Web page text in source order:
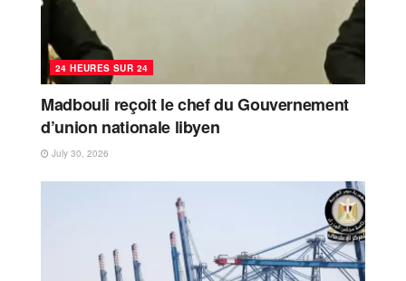
24 HEURES SUR 24
Madbouli reçoit le chef du Gouvernement
d’union nationale libyen
July 30, 2026